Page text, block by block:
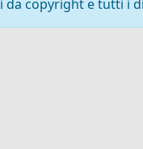
copyright e tutti i